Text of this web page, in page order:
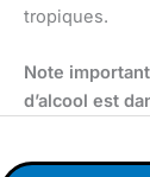
tropiques.
Note
d’alcool est